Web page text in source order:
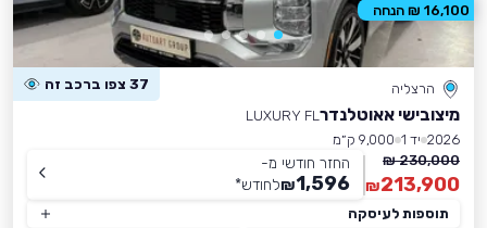
הרצליה 37 צפו ברכב זה
מיצובישי אאוטלנדר LUXURY FL
2026 יד 1
9,000 ק״מ
230,000 ₪
213,900
₪
החזר חודשי מ-
1,596
₪לחודש*
תוספות לעיסקה
16,100 ₪ הנחה